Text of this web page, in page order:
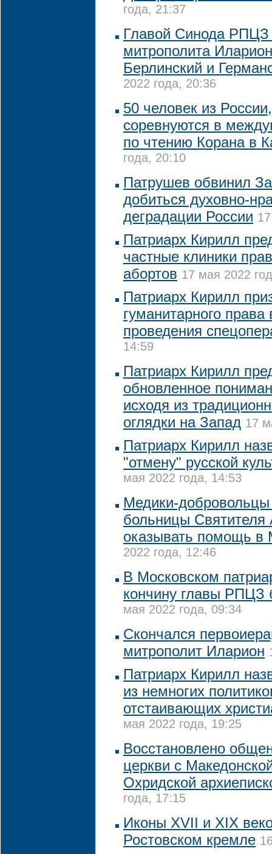
года, 21:37
Главой Синода РПЦЗ
митрополита
Берлинский и
2022 года, 20:36
50 человек из
соревнуются в
по чтению Корана в
года, 20:10
Патрушев обвинил
добиться духовно-
деградации России
Патриарх Кирилл
частные клиники
абортов 17 мая 2022
Патриарх Кирилл
гуманитарного права
проведения
14:59
Патриарх Кирилл
обновленное
исходя из
оглядки на Запад 17
Патриарх Кирилл
"отмену" русской
мая 2022 года, 14:53
Медики-добровольцы
больницы Cвятителя
оказывать помощь в
2022 года, 12:46
В Московском
кончину главы РПЦЗ
мая 2022 года, 09:34
Скончался
митрополит Иларион
Патриарх Кирилл
из немногих
отстаивающих
мая 2022 года, 19:25
Восстановлено
церкви с
Охридской
года, 17:15
Иконы XVII и XIX
Ростовском кремле